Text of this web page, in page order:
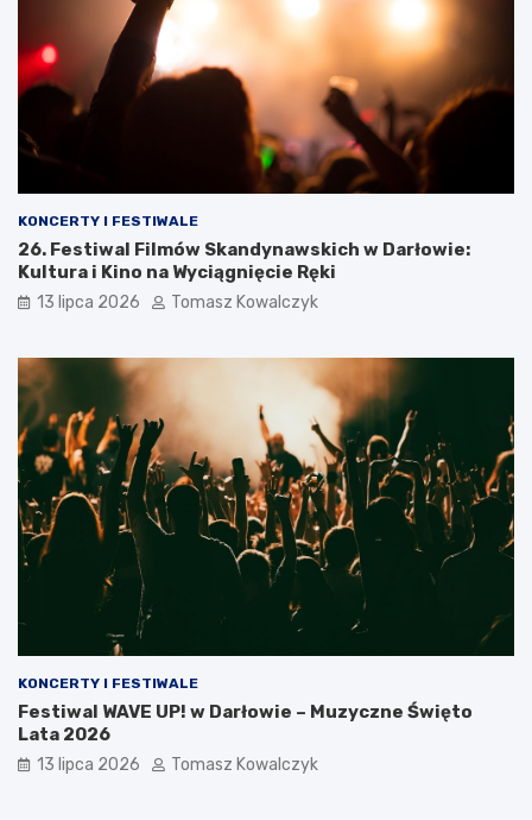
KONCERTY I FESTIWALE
26. Festiwal Filmów Skandynawskich w Darłowie:
Kultura i Kino na Wyciągnięcie Ręki
13 lipca 2026 Tomasz Kowalczyk
KONCERTY I FESTIWALE
Festiwal WAVE UP! w Darłowie – Muzyczne Święto
Lata 2026
13 lipca 2026 Tomasz Kowalczyk